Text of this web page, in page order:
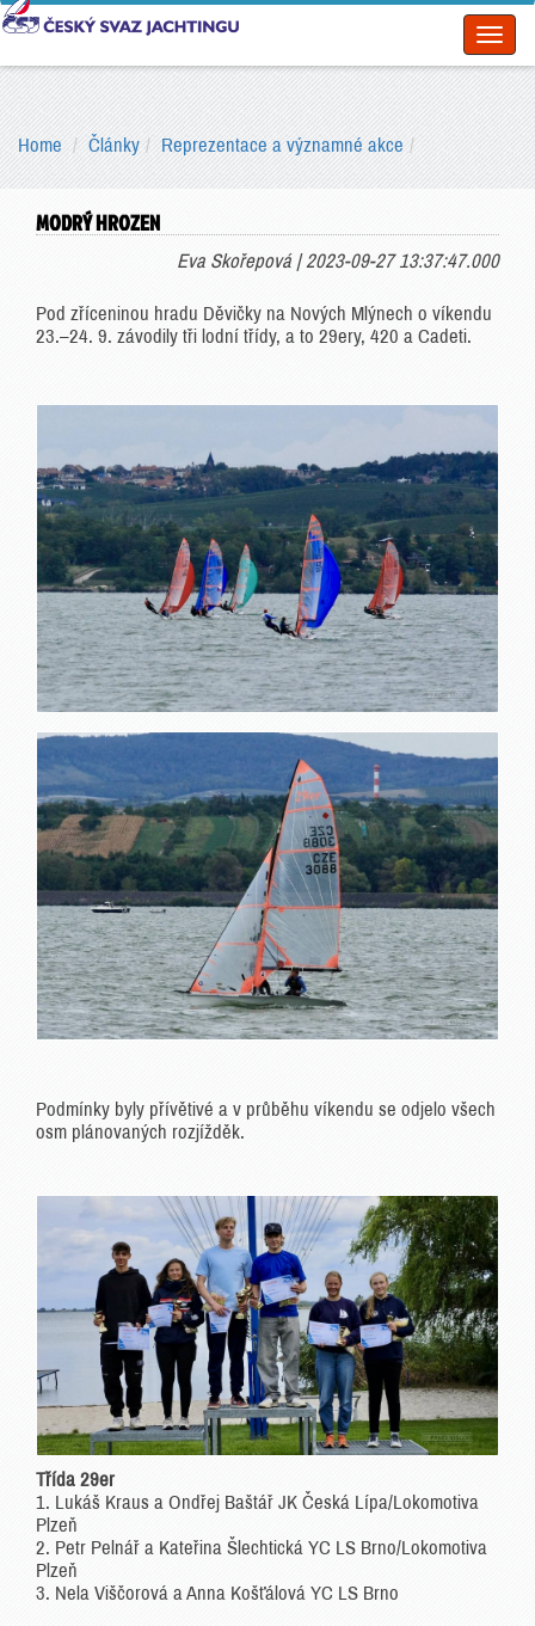
Home Články Reprezentace a významné akce
MODRÝ HROZEN
Eva Skořepová | 2023-09-27 13:37:47.000
Pod zříceninou hradu Děvičky na Nových Mlýnech o víkendu
23.–24. 9. závodily tři lodní třídy, a to 29ery, 420 a Cadeti.
Podmínky byly přívětivé a v průběhu víkendu se odjelo všech
osm plánovaných rozjížděk.
Třída 29er
1. Lukáš Kraus a Ondřej Baštář JK Česká Lípa/Lokomotiva
Plzeň
2. Petr Pelnář a Kateřina Šlechtická YC LS Brno/Lokomotiva
Plzeň
3. Nela Viščorová a Anna Košťálová YC LS Brno